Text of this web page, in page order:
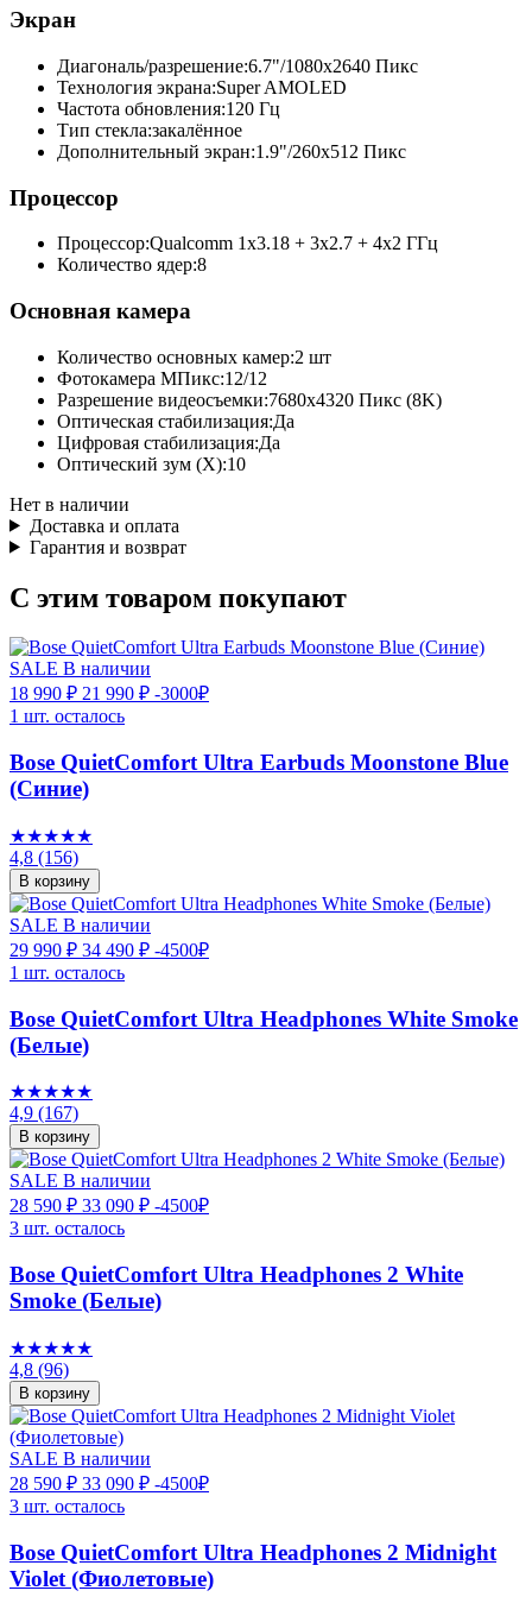
Экран
Диагональ/разрешение:6.7"/1080x2640 Пикс
Технология экрана:Super AMOLED
Частота обновления:120 Гц
Тип стекла:закалённое
Дополнительный экран:1.9"/260x512 Пикс
Процессор
Процессор:Qualcomm 1x3.18 + 3x2.7 + 4x2 ГГц
Количество ядер:8
Основная камера
Количество основных камер:2 шт
Фотокамера МПикс:12/12
Разрешение видеосъемки:7680x4320 Пикс (8K)
Оптическая стабилизация:Да
Цифровая стабилизация:Да
Оптический зум (Х):10
Нет в наличии
Доставка и оплата
Гарантия и возврат
С этим товаром покупают
SALE В наличии
18 990 ₽ 21 990 ₽ -3000₽
1 шт. осталось
Bose QuietComfort Ultra Earbuds Moonstone Blue
(Синие)
★★★★★
4,8 (156)
В корзину
SALE В наличии
29 990 ₽ 34 490 ₽ -4500₽
1 шт. осталось
Bose QuietComfort Ultra Headphones White Smoke
(Белые)
★★★★★
4,9 (167)
В корзину
SALE В наличии
28 590 ₽ 33 090 ₽ -4500₽
3 шт. осталось
Bose QuietComfort Ultra Headphones 2 White
Smoke (Белые)
★★★★★
4,8 (96)
В корзину
SALE В наличии
28 590 ₽ 33 090 ₽ -4500₽
3 шт. осталось
Bose QuietComfort Ultra Headphones 2 Midnight
Violet (Фиолетовые)